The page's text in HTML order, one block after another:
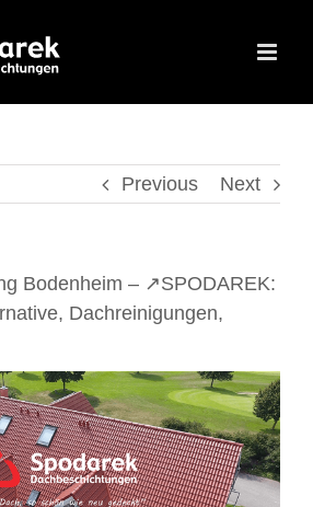
Previous Next
Bodenheim – ↗️SPODAREK:
Dachreinigungen,